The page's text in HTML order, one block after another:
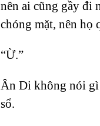
nên ai cũng gầy đi
chóng mặt, nên họ
“Ừ.”
Ân Di không nói gì
sổ.